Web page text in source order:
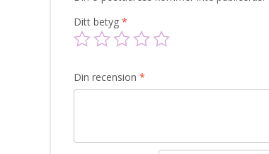
Ditt betyg *
Din recension *